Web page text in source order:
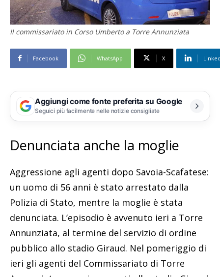
Il commissariato in Corso Umberto a Torre Annunziata
Facebook WhatsApp X
Aggiungi come fonte preferita su Google
Seguici più facilmente nelle notizie consigliate
Denunciata anche la moglie
Aggressione agli agenti dopo Savoia-Scafatese:
un uomo di 56 anni è stato arrestato dalla
Polizia di Stato, mentre la moglie è stata
denunciata. L’episodio è avvenuto ieri a Torre
Annunziata, al termine del servizio di ordine
pubblico allo stadio Giraud. Nel pomeriggio di
ieri gli agenti del Commissariato di Torre